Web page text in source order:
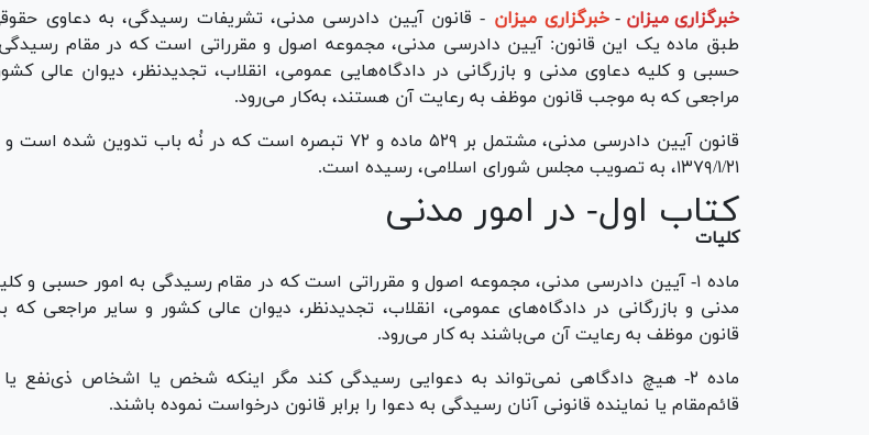
خبرگزاری میزان - خبرگزاری میزان - قانون آیین دادرسی مدنی، تشریفات رسیدگی، به دعاوی
طبق ماده یک این قانون: آیین دادرسی مدنی، مجموعه اصول و مقرراتی است که در مقام رسیدگی
حسبی و کلیه دعاوی مدنی و بازرگانی در دادگاه‌هایی عمومی، انقلاب، تجدیدنظر، دیوان عالی
مراجعی که به موجب قانون موظف به رعایت آن هستند، به‌کار می‌رود.
قانون آیین دادرسی مدنی، مشتمل بر ۵۲۹ ماده و ۷۲ تبصره است که در نُه باب تدوین
۱۳۷۹/۱/۲۱، به تصویب مجلس شورای اسلامی، رسیده است.
کتاب اول- در امور مدنی
کلیات
ماده ۱- آیین دادرسی مدنی، مجموعه اصول و مقرراتی است که در مقام رسیدگی به امور حسبی و
مدنی و بازرگانی در دادگاه‌های عمومی، انقلاب، تجدیدنظر، دیوان عالی کشور و سایر مراجعی
قانون موظف به رعایت آن می‌باشند به کار می‌رود.
ماده ۲- هیچ دادگاهی نمی‌تواند به دعوایی رسیدگی کند مگر اینکه شخص یا اشخاص ذی‌نفع
قائم‌مقام یا نماینده قانونی آنان رسیدگی به دعوا را برابر قانون درخواست نموده باشند.